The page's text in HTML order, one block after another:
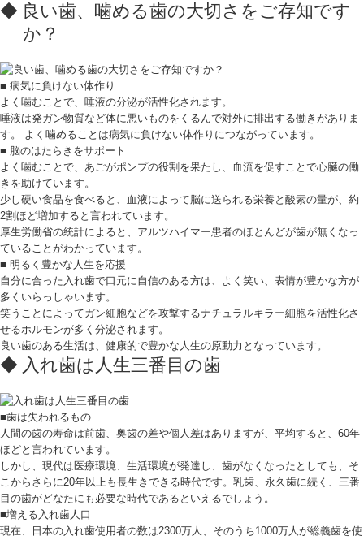
良い歯、噛める歯の大切さをご存知です
か？
■ 病気に負けない体作り
よく噛むことで、唾液の分泌が活性化されます。
唾液は発ガン物質など体に悪いものをくるんで対外に排出する働きがありま
す。 よく噛めることは病気に負けない体作りにつながっています。
■ 脳のはたらきをサポート
よく噛むことで、あごがポンプの役割を果たし、血流を促すことで心臓の働
きを助けています。
少し硬い食品を食べると、血液によって脳に送られる栄養と酸素の量が、約
2割ほど増加すると言われています。
厚生労働省の統計によると、アルツハイマー患者のほとんどが歯が無くなっ
ていることがわかっています。
■ 明るく豊かな人生を応援
自分に合った入れ歯で口元に自信のある方は、よく笑い、表情が豊かな方が
多くいらっしゃいます。
笑うことによってガン細胞などを攻撃するナチュラルキラー細胞を活性化さ
せるホルモンが多く分泌されます。
良い歯のある生活は、健康的で豊かな人生の原動力となっています。
入れ歯は人生三番目の歯
■歯は失われるもの
人間の歯の寿命は前歯、奥歯の差や個人差はありますが、平均すると、60年
ほどと言われています。
しかし、現代は医療環境、生活環境が発達し、歯がなくなったとしても、そ
こからさらに20年以上も長生きできる時代です。乳歯、永久歯に続く、三番
目の歯がどなたにも必要な時代であるといえるでしょう。
■増える入れ歯人口
現在、日本の入れ歯使用者の数は2300万人、そのうち1000万人が総義歯を使